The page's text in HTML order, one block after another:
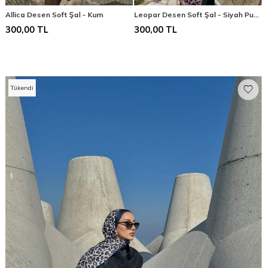
Allica Desen Soft Şal - Kum
300,00 TL 300,00 TL
Tükendi